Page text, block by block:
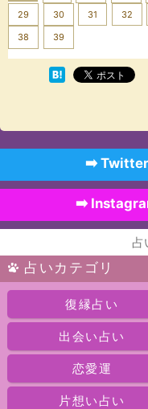
29 30 31 32
38 39
➡️ Twitter
➡️
占いカテゴリ
復縁占い
出会い占い
恋愛運
片想い占い